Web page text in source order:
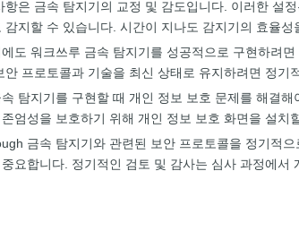
항은 금속 탐지기의 교정 및 감도입니다. 이러한 설
감지할 수 있습니다. 시간이 지나도 감지기의 효율
도 워크쓰루 금속 탐지기를 성공적으로 구현하려
안 프로토콜과 기술을 최신 상태로 유지하려면 정기
탐지기를 구현할 때 개인 정보 보호 문제를 해결
엄성을 보호하기 위해 개인 정보 보호 화면을 설치
금속 탐지기와 관련된 보안 프로토콜을 정기적
요합니다. 정기적인 검토 및 감사는 심사 과정에